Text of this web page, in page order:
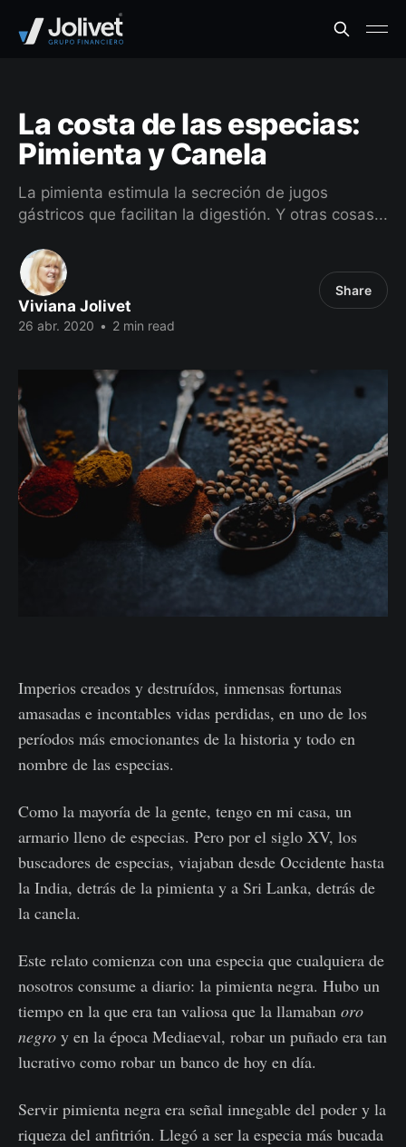
La costa de las especias:
Pimienta y Canela
La pimienta estimula la secreción de jugos
gástricos que facilitan la digestión. Y otras cosas...
Viviana Jolivet
26 abr. 2020 • 2 min read
Share
Imperios creados y destruídos, inmensas fortunas
amasadas e incontables vidas perdidas, en uno de los
períodos más emocionantes de la historia y todo en
nombre de las especias.
Como la mayoría de la gente, tengo en mi casa, un
armario lleno de especias. Pero por el siglo XV, los
buscadores de especias, viajaban desde Occidente hasta
la India, detrás de la pimienta y a Sri Lanka, detrás de
la canela.
Este relato comienza con una especia que cualquiera de
nosotros consume a diario: la pimienta negra. Hubo un
tiempo en la que era tan valiosa que la llamaban oro
negro y en la época Mediaeval, robar un puñado era tan
lucrativo como robar un banco de hoy en día.
Servir pimienta negra era señal innegable del poder y la
riqueza del anfitrión. Llegó a ser la especia más bucada